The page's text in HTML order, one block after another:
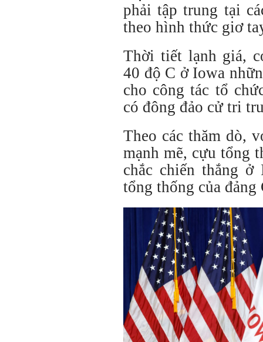
phải tập trung tại
theo hình thức giơ
Thời tiết lạnh giá,
40 độ C ở Iowa
cho công tác tổ
có đông đảo cử tri
Theo các thăm dò,
mạnh mẽ, cựu tổng
chắc chiến thắng
tổng thống của